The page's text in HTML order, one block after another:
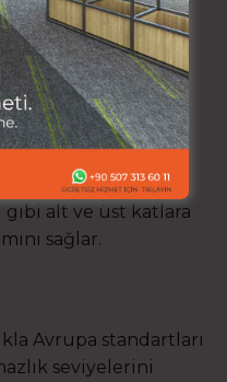
olduğu için hem
sağlayan
katsayısını
gibi alt ve üst katlara
sağlar.
Avrupa standartları
seviyelerini